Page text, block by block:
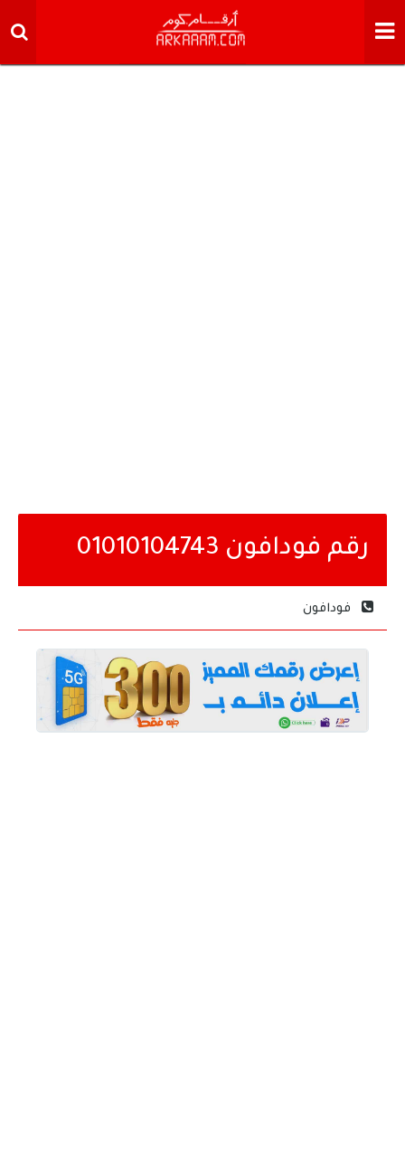
رقم فودافون 01010104743
فودافون